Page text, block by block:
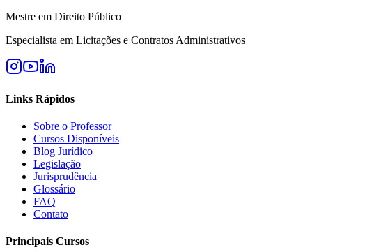
Mestre em Direito Público
Especialista em Licitações e Contratos Administrativos
Links Rápidos
Sobre o Professor
Cursos Disponíveis
Blog Jurídico
Legislação
Jurisprudência
Glossário
FAQ
Contato
Principais Cursos